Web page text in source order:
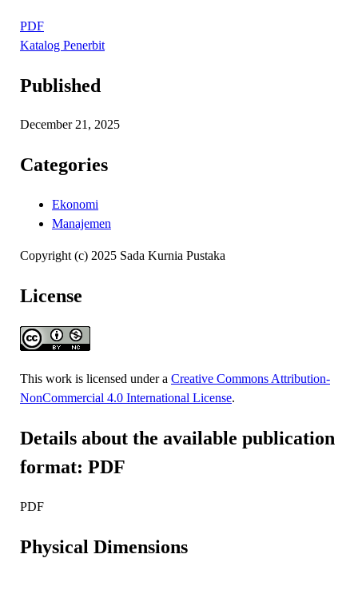
PDF
Katalog Penerbit
Published
December 21, 2025
Categories
Ekonomi
Manajemen
Copyright (c) 2025 Sada Kurnia Pustaka
License
This work is licensed under a Creative Commons Attribution-
NonCommercial 4.0 International License.
Details about the available publication
format: PDF
PDF
Physical Dimensions